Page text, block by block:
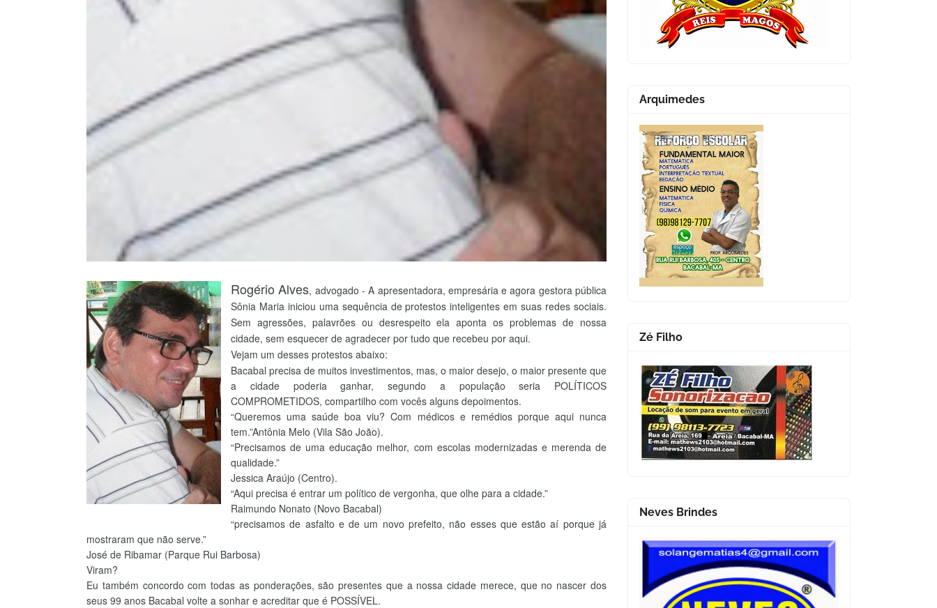
Rogério Alves, advogado - A apresentadora, empresária e agora gestora pública
Sônia Maria iniciou uma sequência de protestos inteligentes em suas redes sociais.
Sem agressões, palavrões ou desrespeito ela aponta os problemas de nossa
cidade, sem esquecer de agradecer por tudo que recebeu por aqui.
Vejam um desses protestos abaixo:
Bacabal precisa de muitos investimentos, mas, o maior desejo, o maior presente que
a cidade poderia ganhar, segundo a população seria POLÍTICOS
COMPROMETIDOS, compartilho com vocês alguns depoimentos.
“Queremos uma saúde boa viu? Com médicos e remédios porque aqui nunca
tem.”Antônia Melo (Vila São João).
“Precisamos de uma educação melhor, com escolas modernizadas e merenda de
qualidade.”
Jessica Araújo (Centro).
“Aqui precisa é entrar um político de vergonha, que olhe para a cidade.”
Raimundo Nonato (Novo Bacabal)
“precisamos de asfalto e de um novo prefeito, não esses que estão aí porque já
mostraram que não serve.”
José de Ribamar (Parque Rui Barbosa)
Viram?
Eu também concordo com todas as ponderações, são presentes que a nossa cidade merece, que no nascer dos
seus 99 anos Bacabal volte a sonhar e acreditar que é POSSÍVEL.
Arquimedes
Zé Filho
Neves Brindes